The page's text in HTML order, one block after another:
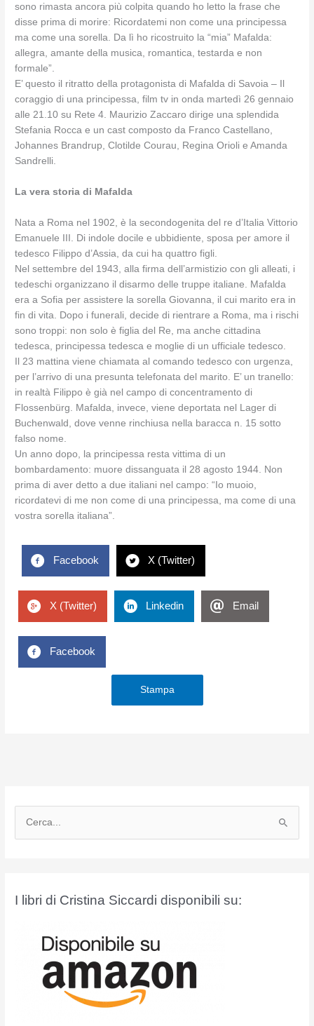
sono rimasta ancora più colpita quando ho letto la frase che
disse prima di morire: Ricordatemi non come una principessa
ma come una sorella. Da lì ho ricostruito la “mia” Mafalda:
allegra, amante della musica, romantica, testarda e non
formale”.
E’ questo il ritratto della protagonista di Mafalda di Savoia – Il
coraggio di una principessa, film tv in onda martedì 26 gennaio
alle 21.10 su Rete 4. Maurizio Zaccaro dirige una splendida
Stefania Rocca e un cast composto da Franco Castellano,
Johannes Brandrup, Clotilde Courau, Regina Orioli e Amanda
Sandrelli.
La vera storia di Mafalda
Nata a Roma nel 1902, è la secondogenita del re d’Italia Vittorio
Emanuele III. Di indole docile e ubbidiente, sposa per amore il
tedesco Filippo d’Assia, da cui ha quattro figli.
Nel settembre del 1943, alla firma dell’armistizio con gli alleati, i
tedeschi organizzano il disarmo delle truppe italiane. Mafalda
era a Sofia per assistere la sorella Giovanna, il cui marito era in
fin di vita. Dopo i funerali, decide di rientrare a Roma, ma i rischi
sono troppi: non solo è figlia del Re, ma anche cittadina
tedesca, principessa tedesca e moglie di un ufficiale tedesco.
Il 23 mattina viene chiamata al comando tedesco con urgenza,
per l’arrivo di una presunta telefonata del marito. E’ un tranello:
in realtà Filippo è già nel campo di concentramento di
Flossenbürg. Mafalda, invece, viene deportata nel Lager di
Buchenwald, dove venne rinchiusa nella baracca n. 15 sotto
falso nome.
Un anno dopo, la principessa resta vittima di un
bombardamento: muore dissanguata il 28 agosto 1944. Non
prima di aver detto a due italiani nel campo: “Io muoio,
ricordatevi di me non come di una principessa, ma come di una
vostra sorella italiana”.
Facebook X (Twitter)
X (Twitter) Linkedin Email
Facebook
Stampa
I libri di Cristina Siccardi disponibili su: